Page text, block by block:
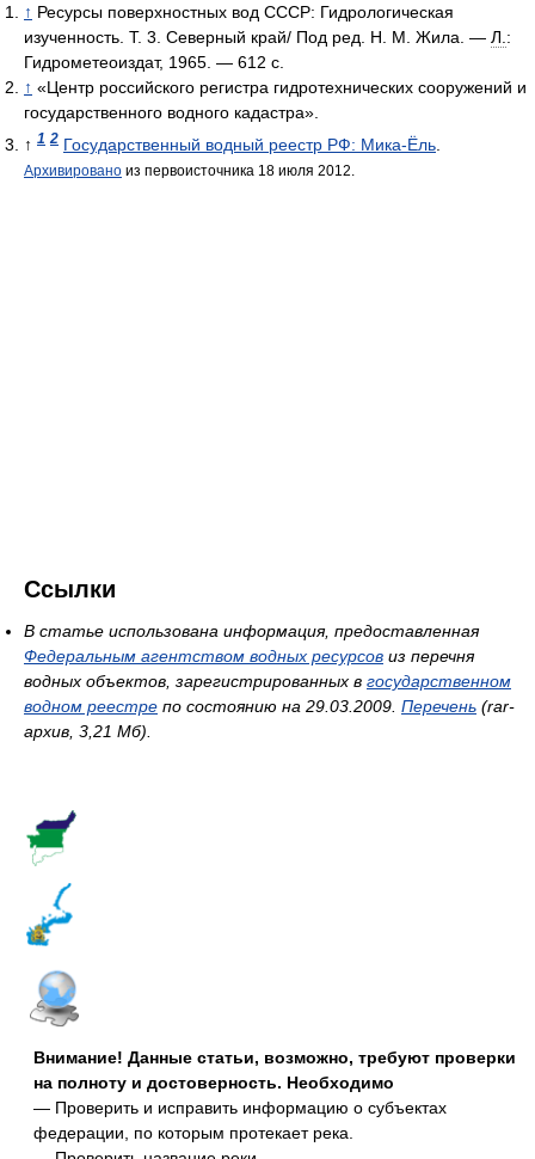
↑ Ресурсы поверхностных вод СССР: Гидрологическая
изученность. Т. 3. Северный край/ Под ред. Н. М. Жила. — Л. :
Гидрометеоиздат, 1965. — 612 с.
↑ «Центр российского регистра гидротехнических сооружений и
государственного водного кадастра».
↑ 1 2 Государственный водный реестр РФ: Мика-Ёль
Архивировано из первоисточника 18 июля 2012.
Ссылки
В статье использована информация, предоставленная
Федеральным агентством водных ресурсов из перечня
водных объектов, зарегистрированных в государственном
водном реестре по состоянию на 29.03.2009. Перечень (rar-
архив, 3,21 Мб).
Внимание! Данные статьи, возможно, требуют проверки
на полноту и достоверность. Необходимо
— Проверить и исправить информацию о субъектах
федерации, по которым протекает река.